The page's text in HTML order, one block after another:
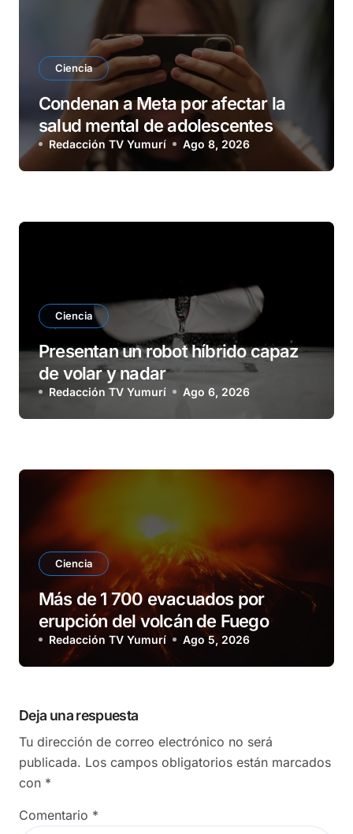
Ciencia
Condenan a Meta por afectar la
salud mental de adolescentes
Redacción TV Yumurí Ago 8, 2026
Ciencia
Presentan un robot híbrido capaz
de volar y nadar
Redacción TV Yumurí Ago 6, 2026
Ciencia
Más de 1 700 evacuados por
erupción del volcán de Fuego
Redacción TV Yumurí Ago 5, 2026
Deja una respuesta
Tu dirección de correo electrónico no será
publicada. Los campos obligatorios están marcados
con *
Comentario *